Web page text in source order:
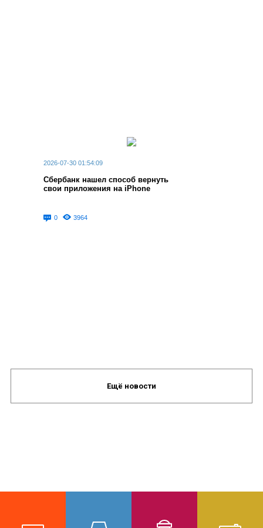
2026-07-30 01:54:09
Сбербанк нашел способ вернуть
свои приложения на iPhone
0 3964
Ещё новости